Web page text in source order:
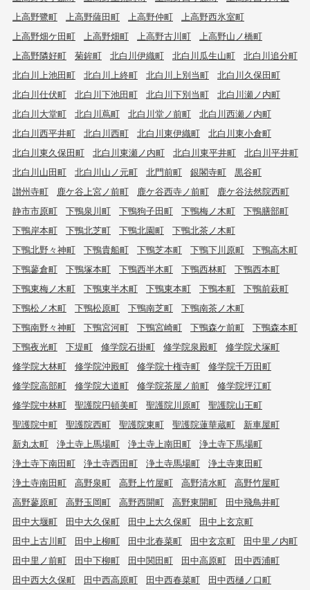
上高野鷺町
上高野薩田町 上高野仲町
上高野西氷室町
上高野畑ケ田町
上高野畑町 上高野古川町
上高野山ノ橋町
上高野隣好町
菊鉾町 北白川伊織町 北白川瓜生山町
北白川追分町
北白川上池田町
北白川上終町 北白川上別当町
北白川久保田町
北白川仕伏町
北白川下池田町 北白川下別当町
北白川瀬ノ内町
北白川大堂町
北白川蔦町 北白川堂ノ前町
北白川西瀬ノ内町
北白川西平井町
北白川西町 北白川東伊織町
北白川東小倉町
北白川東久保田町
北白川東瀬ノ内町 北白川東平井町
北白川平井町
北白川山田町
北白川山ノ元町 北門前町 銀閣寺町
黒谷町
讃州寺町
鹿ケ谷上宮ノ前町 鹿ケ谷西寺ノ前町
鹿ケ谷法然院西町
静市市原町
下鴨泉川町 下鴨狗子田町 下鴨梅ノ木町
下鴨膳部町
下鴨岸本町
下鴨北芝町 下鴨北園町
下鴨北茶ノ木町
下鴨北野々神町
下鴨貴船町 下鴨芝本町 下鴨下川原町
下鴨高木町
下鴨蓼倉町
下鴨塚本町 下鴨西半木町 下鴨西林町
下鴨西本町
下鴨東梅ノ木町
下鴨東半木町 下鴨東本町 下鴨本町
下鴨前萩町
下鴨松ノ木町
下鴨松原町 下鴨南芝町
下鴨南茶ノ木町
下鴨南野々神町
下鴨宮河町 下鴨宮崎町 下鴨森ケ前町
下鴨森本町
下鴨夜光町
下堤町 修学院石掛町 修学院泉殿町
修学院犬塚町
修学院大林町
修学院沖殿町 修学院十権寺町
修学院千万田町
修学院高部町
修学院大道町 修学院茶屋ノ前町
修学院坪江町
修学院中林町
聖護院円頓美町 聖護院川原町
聖護院山王町
聖護院中町
聖護院西町 聖護院東町 聖護院蓮華蔵町
新車屋町
新丸太町
浄土寺上馬場町 浄土寺上南田町
浄土寺下馬場町
浄土寺下南田町
浄土寺西田町 浄土寺馬場町
浄土寺東田町
浄土寺南田町
高野泉町 高野上竹屋町 高野清水町
高野竹屋町
高野蓼原町
高野玉岡町 高野西開町 高野東開町
田中飛鳥井町
田中大堰町
田中大久保町 田中上大久保町
田中上玄京町
田中上古川町
田中上柳町 田中北春菜町 田中玄京町
田中里ノ内町
田中里ノ前町
田中下柳町 田中関田町 田中高原町
田中西浦町
田中西大久保町
田中西高原町 田中西春菜町
田中西樋ノ口町